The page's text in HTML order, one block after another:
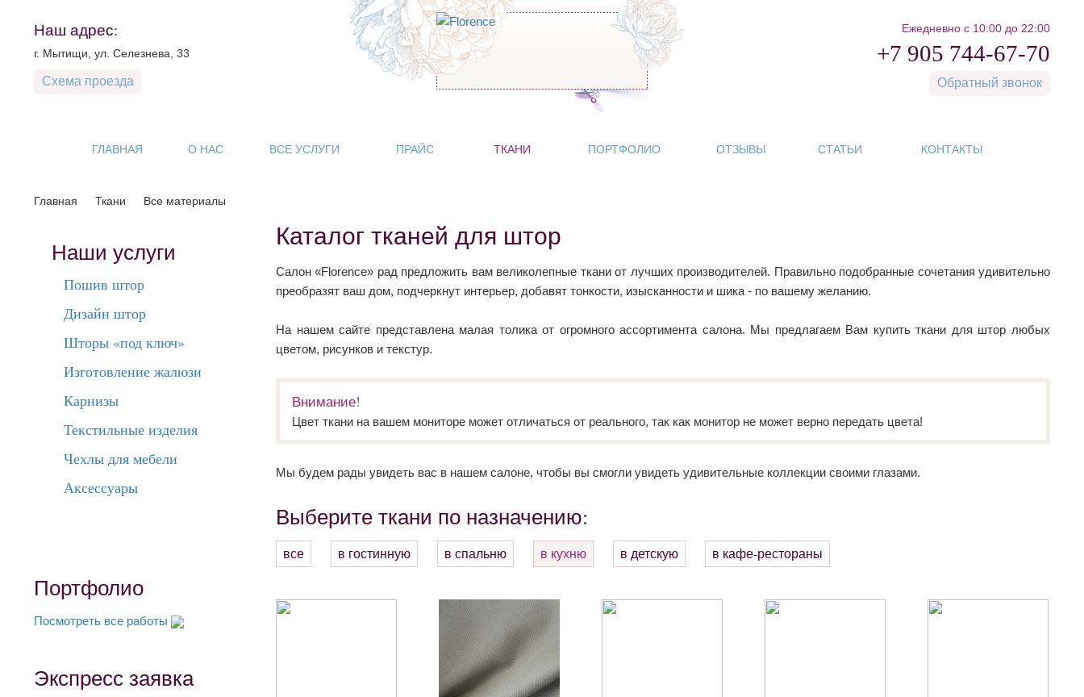
Наш адрес:
г. Мытищи, ул. Селезнева, 33
Схема проезда
Ежедневно с 10:00 до 22:00
+7 905 744-67-70
Обратный звонок
ГЛАВНАЯ О НАС ВСЕ УСЛУГИ ПРАЙС ТКАНИ ПОРТФОЛИО ОТЗЫВЫ СТАТЬИ КОНТАКТЫ
Главная Ткани Все материалы
Наши услуги
Пошив штор
Дизайн штор
Шторы «под ключ»
Изготовление жалюзи
Карнизы
Текстильные изделия
Чехлы для мебели
Аксессуары
Портфолио
Посмотреть все работы
Экспресс заявка
Каталог тканей для штор
Салон «Florence» рад предложить вам великолепные ткани от лучших производителей. Правильно подобранные сочетания удивительно
преобразят ваш дом, подчеркнут интерьер, добавят тонкости, изысканности и шика - по вашему желанию.
На нашем сайте представлена малая толика от огромного ассортимента салона. Мы предлагаем Вам купить ткани для штор любых
цветом, рисунков и текстур.
Внимание!
Цвет ткани на вашем мониторе может отличаться от реального, так как монитор не может верно передать цвета!
Мы будем рады увидеть вас в нашем салоне, чтобы вы смогли увидеть удивительные коллекции своими глазами.
Выберите ткани по назначению:
все в гостинную в спальню в кухню в детскую в кафе-рестораны